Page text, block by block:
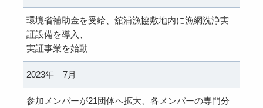
環境省補助金を受給、舘浦漁協敷地内に漁網洗浄実
証設備を導入、
実証事業を始動
2023年 7月
参加メンバーが21団体へ拡大、各メンバーの専門分